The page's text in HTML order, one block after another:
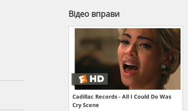
Відео вправи
Cadillac Records - All I Could Do Was
Cry Scene